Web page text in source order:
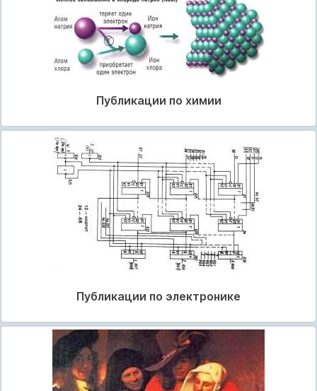
Публикации по химии
Публикации по электронике